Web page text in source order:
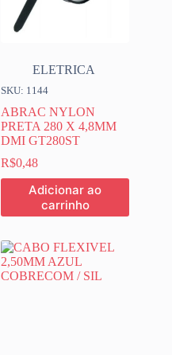
ELETRICA
SKU: 1144
ABRAC NYLON
PRETA 280 X 4,8MM
DMI GT280ST
R$0,48
Adicionar ao
carrinho